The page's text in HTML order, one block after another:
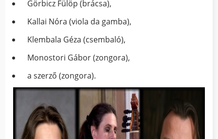
Görbicz Fülöp (brácsa),
Kallai Nóra (viola da gamba),
Klembala Géza (csembaló),
Monostori Gábor (zongora),
a szerző (zongora).